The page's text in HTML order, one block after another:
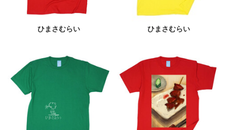
ひまさむらい ひまさむらい